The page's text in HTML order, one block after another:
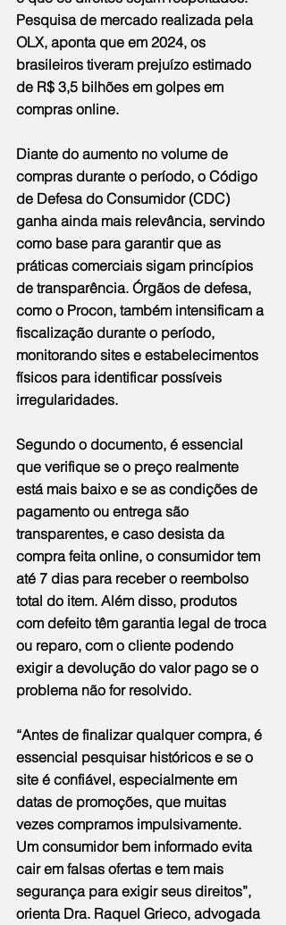
Pesquisa de mercado realizada pela
OLX, aponta que em 2024, os
brasileiros tiveram prejuízo estimado
de R$ 3,5 bilhões em golpes em
compras online.
Diante do aumento no volume de
compras durante o período, o Código
de Defesa do Consumidor (CDC)
ganha ainda mais relevância, servindo
como base para garantir que as
práticas comerciais sigam princípios
de transparência. Órgãos de defesa,
como o Procon, também intensificam a
fiscalização durante o período,
monitorando sites e estabelecimentos
físicos para identificar possíveis
irregularidades.
Segundo o documento, é essencial
que verifique se o preço realmente
está mais baixo e se as condições de
pagamento ou entrega são
transparentes, e caso desista da
compra feita online, o consumidor tem
até 7 dias para receber o reembolso
total do item. Além disso, produtos
com defeito têm garantia legal de troca
ou reparo, com o cliente podendo
exigir a devolução do valor pago se o
problema não for resolvido.
“Antes de finalizar qualquer compra, é
essencial pesquisar históricos e se o
site é confiável, especialmente em
datas de promoções, que muitas
vezes compramos impulsivamente.
Um consumidor bem informado evita
cair em falsas ofertas e tem mais
segurança para exigir seus direitos”,
orienta Dra. Raquel Grieco, advogada